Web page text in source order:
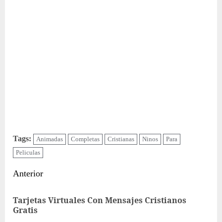
Tags: Animadas Completas Cristianas Ninos
Para
Peliculas
Sigue
leyendo
Anterior
Tarjetas Virtuales Con Mensajes Cristianos
Gratis